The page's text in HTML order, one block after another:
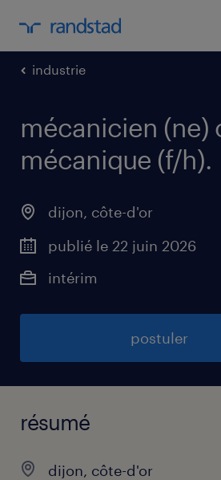
industrie
mécanicien (ne)
mécanique (f/h).
dijon, côte-d'or
publié le 22 juin 2026
intérim
postuler
résumé
dijon, côte-d'or